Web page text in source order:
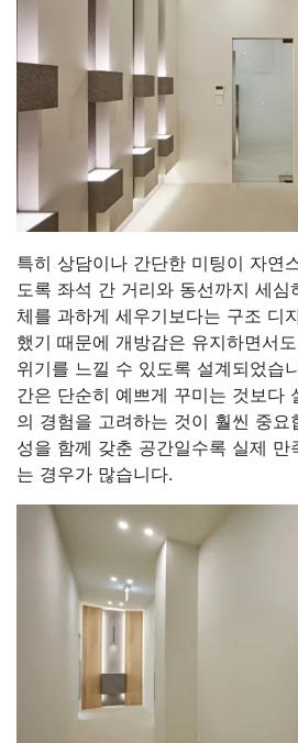
특히 상담이나 간단한 미팅이 자연
도록 좌석 간 거리와 동선까지 세심
체를 과하게 세우기보다는 구조 디
했기 때문에 개방감은 유지하면서
위기를 느낄 수 있도록 설계되었습
간은 단순히 예쁘게 꾸미는 것보다
의 경험을 고려하는 것이 훨씬 중요
성을 함께 갖춘 공간일수록 실제
는 경우가 많습니다.